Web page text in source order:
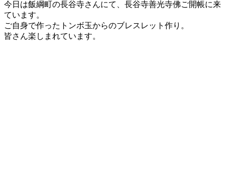
今日は飯綱町の長谷寺さんにて、長谷寺善光寺佛ご開帳に来
ています。
ご自身で作ったトンボ玉からのブレスレット作り。
皆さん楽しまれています。